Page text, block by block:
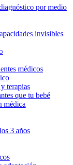
por medio
invisibles
médicos
terapias
que tu bebé
médica
3 años